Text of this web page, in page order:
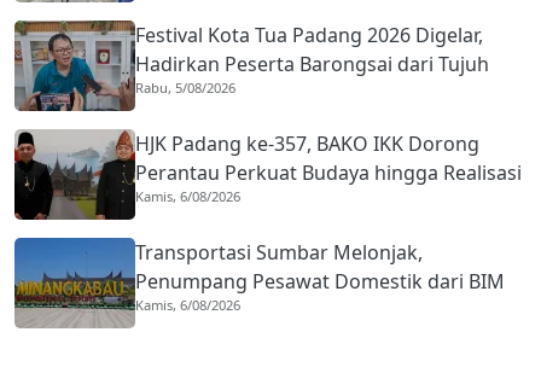
Festival Kota Tua Padang 2026 Digelar,
Hadirkan Peserta Barongsai dari Tujuh
Negara
Rabu, 5/08/2026
HJK Padang ke-357, BAKO IKK Dorong
Perantau Perkuat Budaya hingga Realisasi
Kota Gastronomi
Kamis, 6/08/2026
Transportasi Sumbar Melonjak,
Penumpang Pesawat Domestik dari BIM
Naik Hampir 33 Persen
Kamis, 6/08/2026